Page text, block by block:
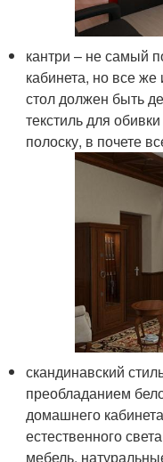
кантри – не самый
кабинета, но все
стол должен быть
текстиль для
полоску, в почете
скандинавский
преобладанием
домашнего
естественного
мебель,